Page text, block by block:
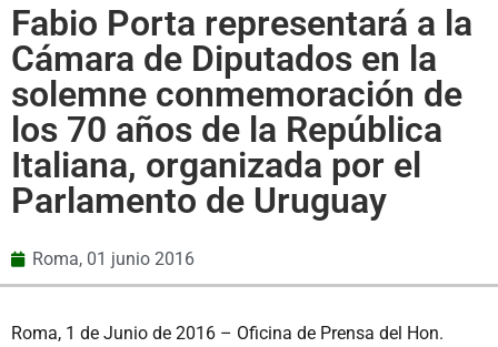
Fabio Porta representará a la
Cámara de Diputados en la
solemne conmemoración de
los 70 años de la República
Italiana, organizada por el
Parlamento de Uruguay
Roma, 01 junio 2016
Roma, 1 de Junio de 2016 – Oficina de Prensa del Hon.